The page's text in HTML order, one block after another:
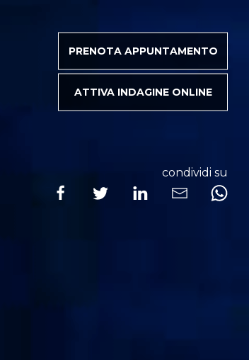
PRENOTA APPUNTAMENTO
ATTIVA INDAGINE ONLINE
condividi su